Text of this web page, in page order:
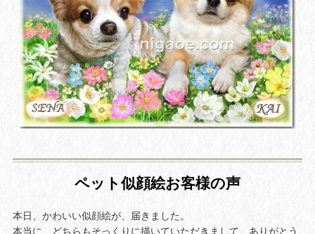
ペット似顔絵お客様の声
本日、かわいい似顔絵が、届きました。
本当に、どちらもそっくりに描いていただきまして、ありがとう